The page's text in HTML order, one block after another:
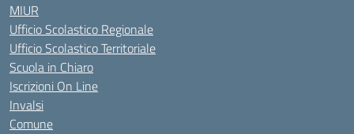
MIUR
Ufficio Scolastico Regionale
Ufficio Scolastico Territoriale
Scuola in Chiaro
Iscrizioni On Line
Invalsi
Comune